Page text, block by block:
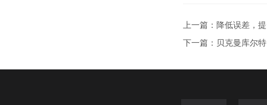
上一篇： 降低误差，
下一篇： 贝克曼库尔